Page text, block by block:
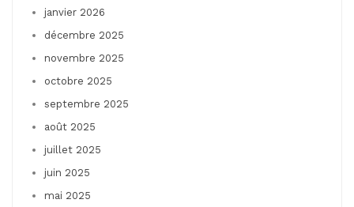
janvier 2026
décembre 2025
novembre 2025
octobre 2025
septembre 2025
août 2025
juillet 2025
juin 2025
mai 2025